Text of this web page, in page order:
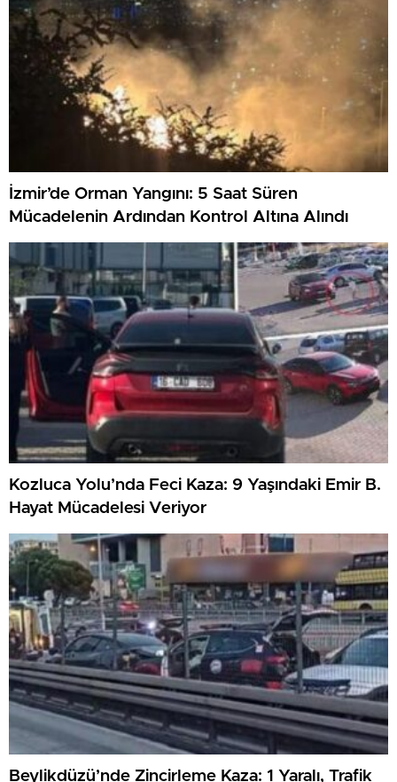
İzmir’de Orman Yangını: 5 Saat Süren
Mücadelenin Ardından Kontrol Altına Alındı
Kozluca Yolu’nda Feci Kaza: 9 Yaşındaki Emir B.
Hayat Mücadelesi Veriyor
Beylikdüzü’nde Zincirleme Kaza: 1 Yaralı, Trafik